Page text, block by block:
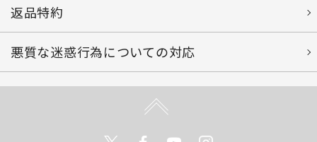
返品特約
悪質な迷惑行為についての対応